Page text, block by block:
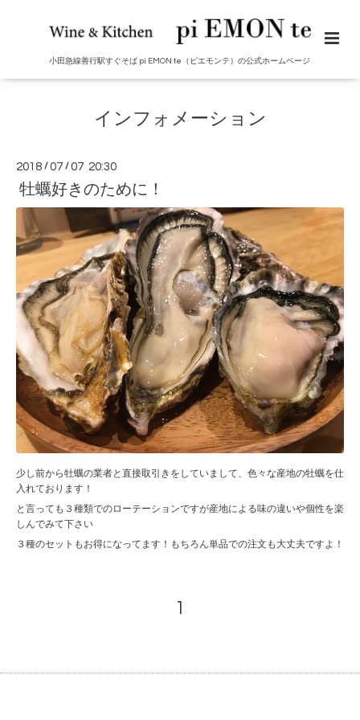
小田急線善行駅すぐそば pi EMON te（ピエモンテ）の公式ホームページ
インフォメーション
2018 /07 /07 20:30
牡蠣好きのために！
少し前から牡蠣の業者と直接取引きをしていまして、色々な産地の牡蠣を仕
入れております！
と言っても３種類でのローテーションですが産地による味の違いや個性を楽
しんでみて下さい
３種のセットもお得になってます！もちろん単品での注文も大丈夫ですよ！
1